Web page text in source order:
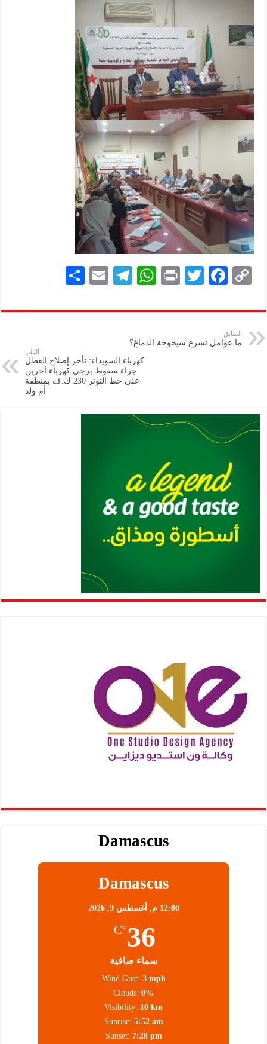
C
p
y
Li
F
eb
k
T
tt
P
nt
W
at
A
p
p
Te
gr
m
E
ai
ar
السابق
ما عوامل تسرع شيخوخة الدماغ؟
التالي
كهرباء السويداء: تأخر إصلاح العطل
جراء سقوط برجي كهرباء آخرين
على خط التوتر 230 ك.ف بمنطقة
أم ولد
Damascus
Damascus
12:00 م, أغسطس 9, 2026
36
°C
سماء صافية
Wind Gust: 3 mph
Clouds: 0%
Visibility: 10 km
Sunrise: 5:52 am
Sunset: 7:28 pm